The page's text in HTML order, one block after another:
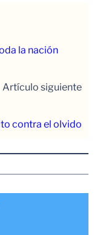
la nación
Artículo siguiente
contra el olvido